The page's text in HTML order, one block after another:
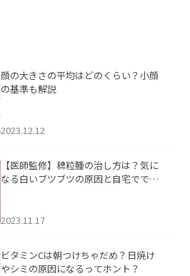
顔の大きさの平均はどのくらい？小顔
の基準も解説
2023.12.12
【医師監修】稗粒腫の治し方は？気に
なる白いブツブツの原因と自宅ででき
2023.11.17
ビタミンCは朝つけちゃだめ？日焼け
やシミの原因になるってホント？